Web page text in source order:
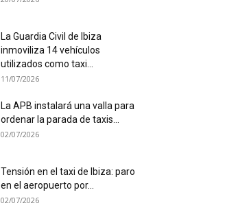
La Guardia Civil de Ibiza
inmoviliza 14 vehículos
utilizados como taxi...
11/07/2026
La APB instalará una valla para
ordenar la parada de taxis...
02/07/2026
Tensión en el taxi de Ibiza: paro
en el aeropuerto por...
02/07/2026